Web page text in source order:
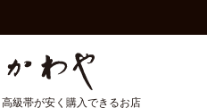
級帯が安く購入できるお店